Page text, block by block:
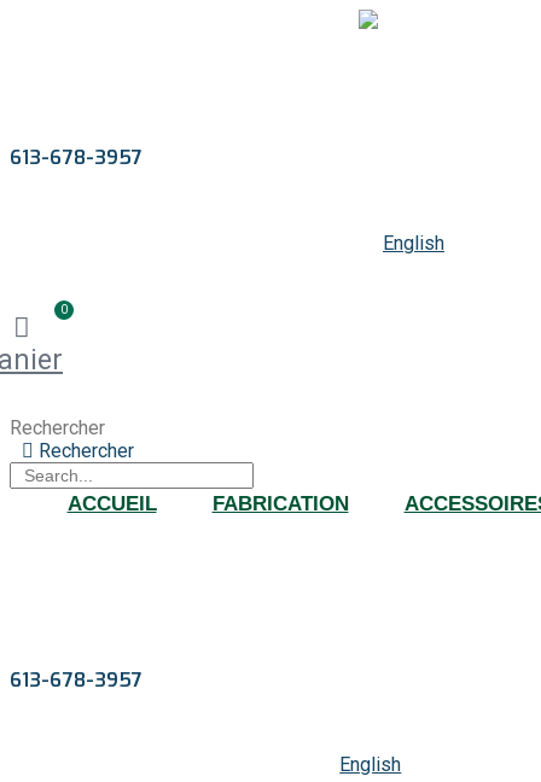
613-678-3957
English
0
Rechercher
Rechercher
ACCUEIL FABRICATION
613-678-3957
English